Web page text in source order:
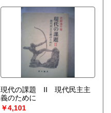
現代の課題 II 現代民主主
義のために
￥4,101